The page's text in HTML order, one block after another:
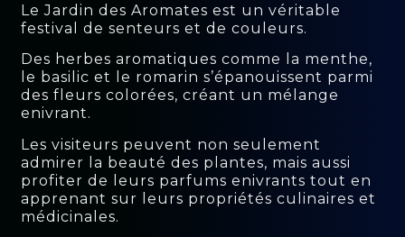
Le Jardin des Aromates est un véritable
festival de senteurs et de couleurs.
Des herbes aromatiques comme la menthe,
le basilic et le romarin s’épanouissent parmi
des fleurs colorées, créant un mélange
enivrant.
Les visiteurs peuvent non seulement
admirer la beauté des plantes, mais aussi
profiter de leurs parfums enivrants tout en
apprenant sur leurs propriétés culinaires et
médicinales.